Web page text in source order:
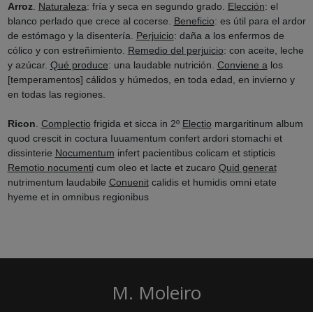
Arroz. Naturaleza: fría y seca en segundo grado. Elección: el
blanco perlado que crece al cocerse. Beneficio: es útil para el ardor
de estómago y la disentería. Perjuicio: daña a los enfermos de
cólico y con estreñimiento. Remedio del perjuicio: con aceite, leche
y azúcar. Qué produce: una laudable nutrición. Conviene alos
[temperamentos] cálidos y húmedos, en toda edad, en invierno y
en todas las regiones.
Ricon. Complectio frigida et sicca in 2º Electio margaritinum album
quod crescit in coctura Iuuamentum confert ardori stomachi et
dissinterie Nocumentum infert pacientibus colicam et stipticis
Remotio nocumenti cum oleo et lacte et zucaro Quid generat
nutrimentum laudabile Conuenitcalidis et humidis omni etate
hyeme et in omnibus regionibus
M. Moleiro